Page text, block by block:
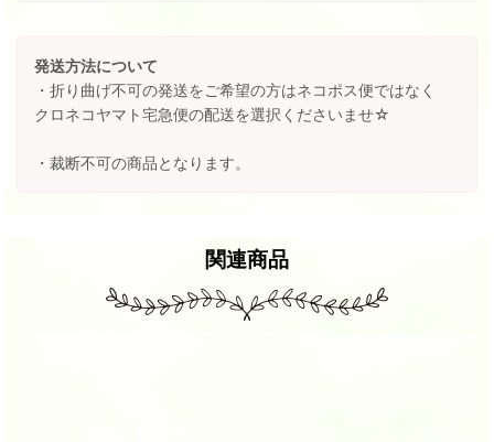
発送方法について
・折り曲げ不可の発送をご希望の方はネコポス便ではなく
クロネコヤマト宅急便の配送を選択くださいませ☆
・裁断不可の商品となります。
関連商品